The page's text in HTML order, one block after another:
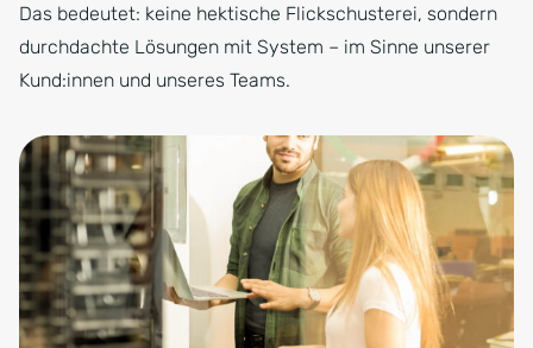
Das bedeutet: keine hektische Flickschusterei, sondern
durchdachte Lösungen mit System – im Sinne unserer
Kund:innen und unseres Teams.